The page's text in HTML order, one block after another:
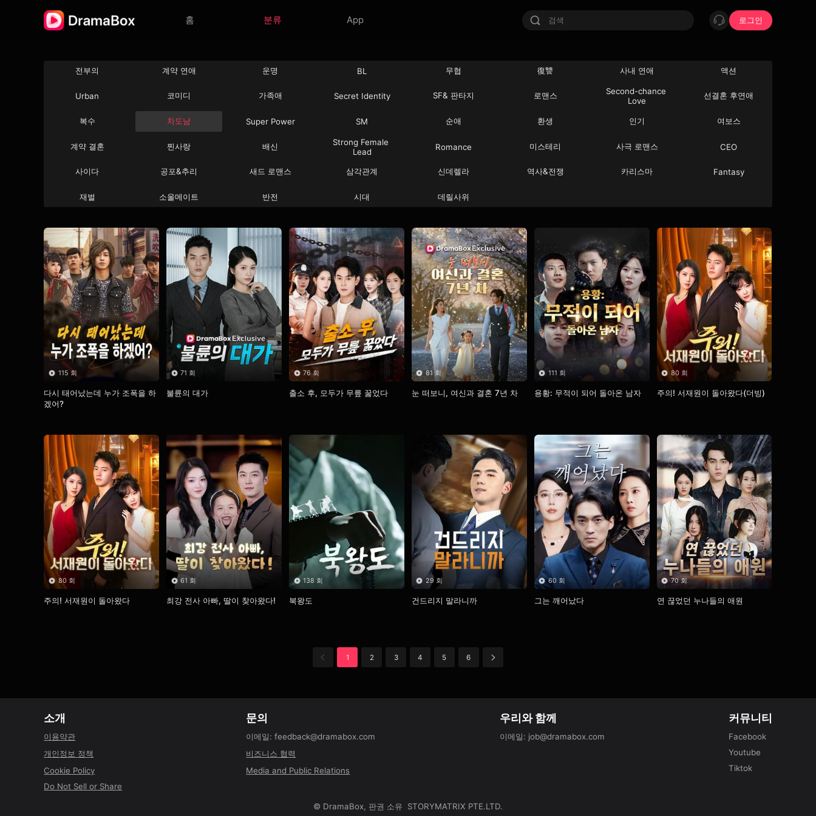
홈 분류 App 로그인
전부의 계약 연애 운명 BL 무협 復讐 사내 연애 액션
Urban 코미디 가족애 Secret Identity SF& 판타지 로맨스
Second-chance
Love
선결혼 후연애
복수 차도남 Super Power SM 순애 환생 인기 여보스
계약 결혼 찐사랑 배신
Strong Female
Lead
Romance 미스테리 사극 로맨스 CEO
사이다 공포&추리 새드 로맨스 삼각관계 신데렐라 역사&전쟁 카리스마 Fantasy
재벌 소울메이트 반전 시대 데릴사위
115 회
다시 태어났는데 누가 조폭을 하
겠어?
71 회
불륜의 대가
76 회
출소 후, 모두가 무릎 꿇었다
81 회
눈 떠보니, 여신과 결혼 7년 차
111 회
용황: 무적이 되어 돌아온 남자
80 회
주의! 서재원이 돌아왔다(더빙)
80 회
주의! 서재원이 돌아왔다
61 회
최강 전사 아빠, 딸이 찾아왔다!
138 회
북왕도
29 회
건드리지 말라니까
60 회
그는 깨어났다
70 회
연 끊었던 누나들의 애원
1 2 3 4 5 6
소개
이용약관
개인정보 정책
Cookie Policy
Do Not Sell or Share
문의
이메일:feedback@dramabox.com
비즈니스 협력
Media and Public Relations
우리와 함께
이메일: job@dramabox.com
커뮤니티
Facebook
Youtube
Tiktok
© DramaBox, 판권 소유 STORYMATRIX PTE.LTD.